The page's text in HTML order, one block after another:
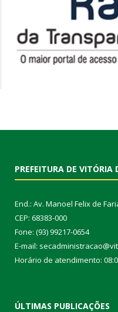
PREFEITURA DE VITÓRIA
End.: Av. Manoel Felix de
CEP: 68383-000
Fone: (93) 99217-0654
E-mail:
Horário de atendimento:
ÚLTIMAS PUBLICAÇÕES